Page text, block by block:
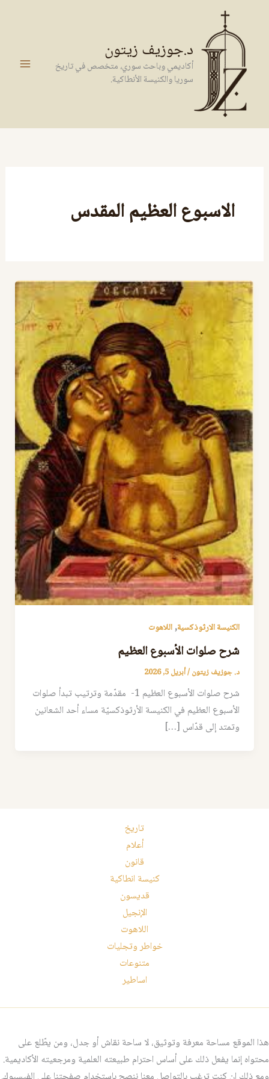
المحتوى
د.جوزيف زيتون
أكاديمي وباحث سوري، متخصص في تاريخ
سوريا والكنيسة الأنطاكية.
الاسبوع العظيم المقدس
الكنيسة الارثوذكسية,اللاهوت
شرح صلوات الأسبوع العظيم
د. جوزيف زيتون/أبريل 5, 2026
شرح صلوات الأسبوع العظيم 1- مقدّمة وترتيب تبدأ صلوات
الأسبوع العظيم في الكنيسة الأرثوذكسيّة مساء أحد الشعانين
وتمتد إلى قدّاس […]
تاريخ
أعلام
قانون
كنيسة انطاكية
قديسون
الإنجيل
اللاهوت
خواطر وتجليات
متنوعات
اساطير
هذا الموقع مساحة معرفة وتوثيق، لا ساحة نقاش أو جدل، ومن يطّلع على
محتواه إنما يفعل ذلك على أساس احترام طبيعته العلمية ومرجعيته الأكاديمية.